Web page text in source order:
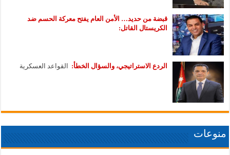
قبضة من حديد… الأمن العام يفتح معركة الحسم ضد
الكريستال القاتل:
الردع الاستراتيجي، والسؤال الخطأ: القواعد العسكرية
منوعات